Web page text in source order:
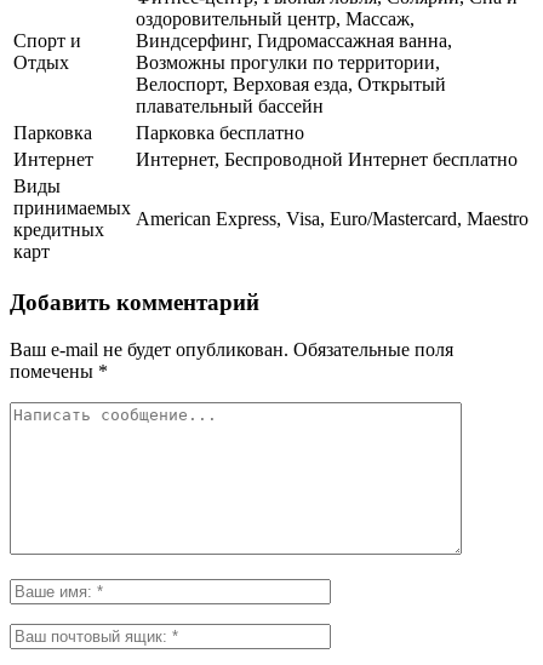
Спорт и
Отдых
оздоровительный центр, Массаж,
Виндсерфинг, Гидромассажная ванна,
Возможны прогулки по территории,
Велоспорт, Верховая езда, Открытый
плавательный бассейн
Парковка
Парковка бесплатно
Интернет
Интернет, Беспроводной Интернет бесплатно
Виды
принимаемых
кредитных
карт
American Express, Visa, Euro/Mastercard, Maestro
Добавить комментарий
Ваш e-mail не будет опубликован. Обязательные поля
помечены *